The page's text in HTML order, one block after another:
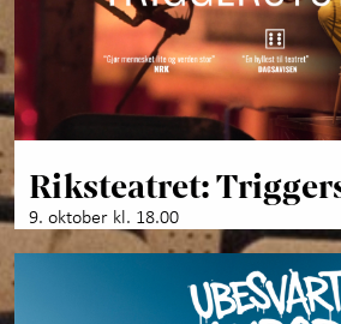
Riksteatret:
9. oktober kl. 18.00